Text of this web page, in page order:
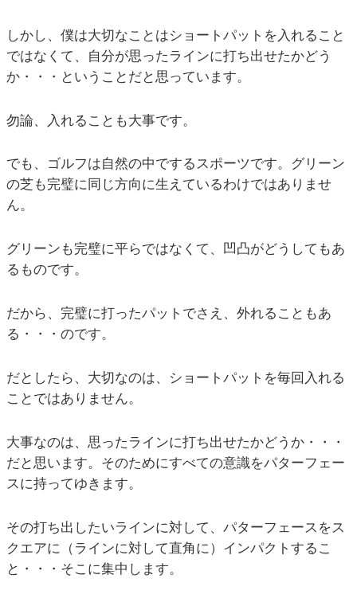
しかし、僕は大切なことはショートパットを入れること
ではなくて、自分が思ったラインに打ち出せたかどう
か・・・ということだと思っています。
勿論、入れることも大事です。
でも、ゴルフは自然の中でするスポーツです。グリーン
の芝も完璧に同じ方向に生えているわけではありませ
ん。
グリーンも完璧に平らではなくて、凹凸がどうしてもあ
るものです。
だから、完璧に打ったパットでさえ、外れることもあ
る・・・のです。
だとしたら、大切なのは、ショートパットを毎回入れる
ことではありません。
大事なのは、思ったラインに打ち出せたかどうか・・・
だと思います。そのためにすべての意識をパターフェー
スに持ってゆきます。
その打ち出したいラインに対して、パターフェースをス
クエアに（ラインに対して直角に）インパクトするこ
と・・・そこに集中します。